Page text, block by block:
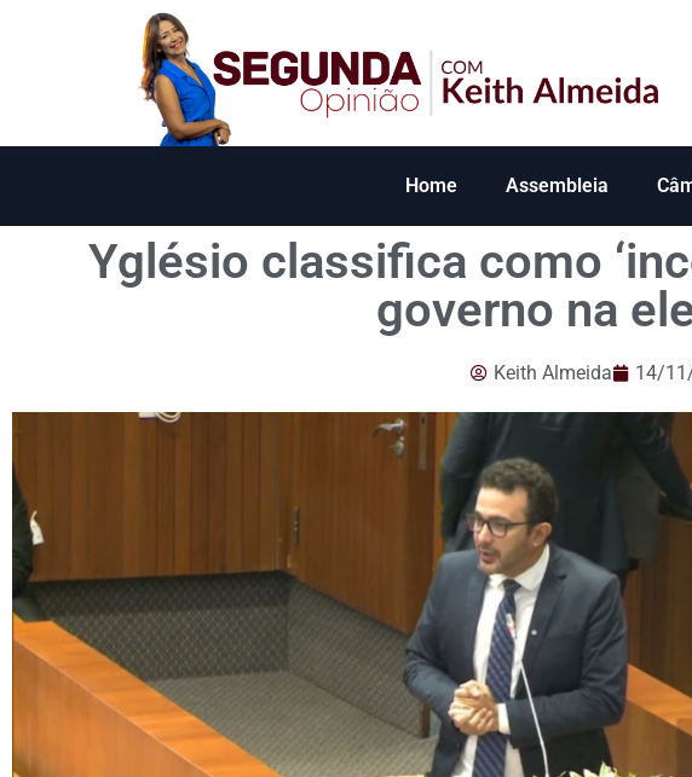
Home Assembleia
Yglésio classifica como
governo na
Keith Almeida 14/